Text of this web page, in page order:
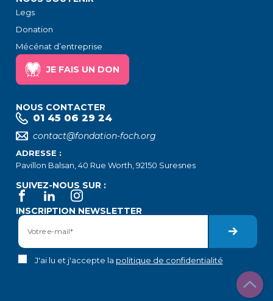
Legs
Donation
Mécénat d’entreprise
JE FAIS UN DON
NOUS CONTACTER
01 45 06 29 24
contact@fondation-foch.org
ADRESSE :
Pavillon Balsan, 40 Rue Worth, 92150 Suresnes
SUIVEZ-NOUS SUR :
INSCRIPTION NEWSLETTER
J'ai lu et j'accepte la politique de confidentialité